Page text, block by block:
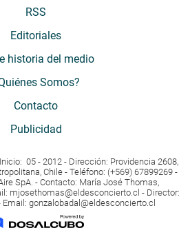
RSS
Editoriales
historia del medio
Somos?
Contacto
Publicidad
05 - 2012 - Dirección: Providencia 2608,
Chile - Teléfono: (+569) 67899269 -
SpA. - Contacto: María José Thomas,
mjosethomas@eldesconcierto.cl - Director:
Email: gonzalobadal@eldesconcierto.cl